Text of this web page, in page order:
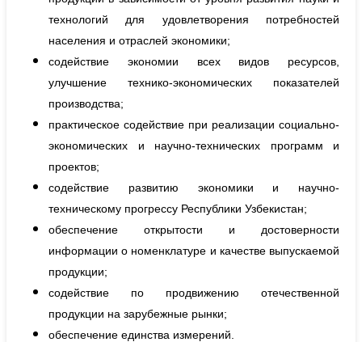
технологий для удовлетворения потребностей
населения и отраслей экономики;
содействие экономии всех видов ресурсов,
улучшение технико-экономических показателей
производства;
практическое содействие при реализации социально-
экономических и научно-технических программ и
проектов;
содействие развитию экономики и научно-
техническому прогрессу Республики Узбекистан;
обеспечение открытости и достоверности
информации о номенклатуре и качестве выпускаемой
продукции;
содействие по продвижению отечественной
продукции на зарубежные рынки;
обеспечение единства измерений.